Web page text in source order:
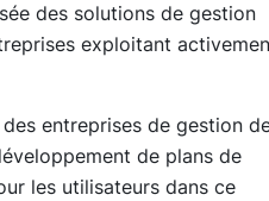
des solutions de gestion
exploitant
entreprises de gestion
de plans de
les utilisateurs dans ce